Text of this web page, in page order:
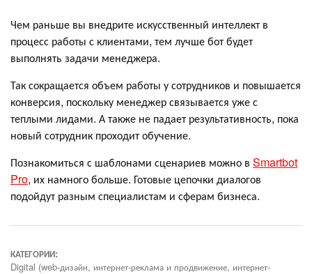
Чем раньше вы внедрите искусственный интеллект в
процесс работы с клиентами, тем лучше бот будет
выполнять задачи менеджера.
Так сокращается объем работы у сотрудников и повышается
конверсия, поскольку менеджер связывается уже с
теплыми лидами. А также не падает результативность, пока
новый сотрудник проходит обучение.
Познакомиться с шаблонами сценариев можно в Smartbot
Pro, их намного больше. Готовые цепочки диалогов
подойдут разным специалистам и сферам бизнеса.
КАТЕГОРИИ:
Digital (web-дизайн, интернет-реклама и продвижение, интернет-